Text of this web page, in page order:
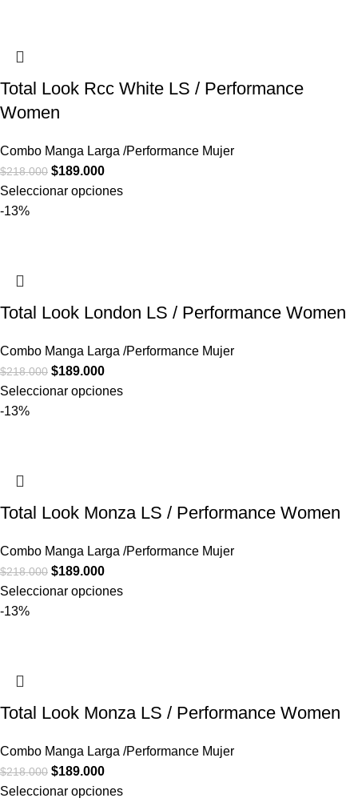
Total Look Rcc White LS / Performance
Women
Combo Manga Larga /Performance Mujer
$218.000 $189.000
Seleccionar opciones
-13%
Total Look London LS / Performance Women
Combo Manga Larga /Performance Mujer
$218.000 $189.000
Seleccionar opciones
-13%
Total Look Monza LS / Performance Women
Combo Manga Larga /Performance Mujer
$218.000 $189.000
Seleccionar opciones
-13%
Total Look Monza LS / Performance Women
Combo Manga Larga /Performance Mujer
$218.000 $189.000
Seleccionar opciones